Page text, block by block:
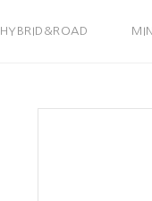
HYBRID&ROAD